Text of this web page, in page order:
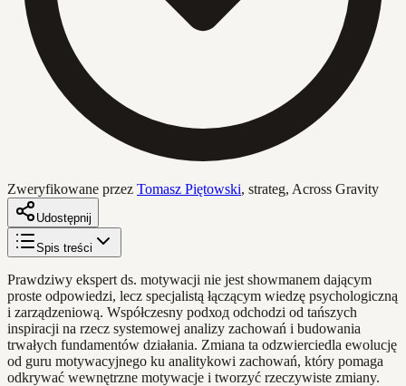
Zweryfikowane przez Tomasz Piętowski, strateg, Across Gravity
Udostępnij
Spis treści
Prawdziwy ekspert ds. motywacji nie jest showmanem dającym
proste odpowiedzi, lecz specjalistą łączącym wiedzę psychologiczną
i zarządzeniową. Współczesny podход odchodzi od tańszych
inspiracji na rzecz systemowej analizy zachowań i budowania
trwałych fundamentów działania. Zmiana ta odzwierciedla ewolucję
od guru motywacyjnego ku analitykowi zachowań, który pomaga
odkrywać wewnętrzne motywacje i tworzyć rzeczywiste zmiany.